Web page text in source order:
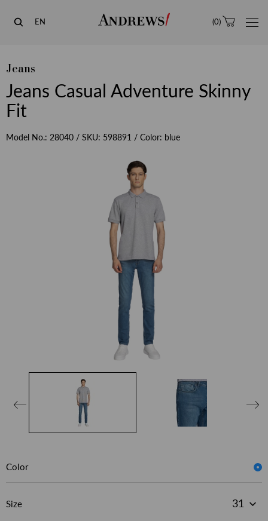
Andrews
EN (0)
Jeans
Jeans Casual Adventure Skinny
Fit
Model No.: 28040 / SKU: 598891 / Color: blue
Color
Size